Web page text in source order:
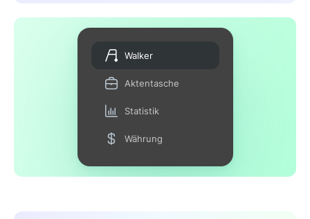
Walker
Aktentasche
Statistik
Währung